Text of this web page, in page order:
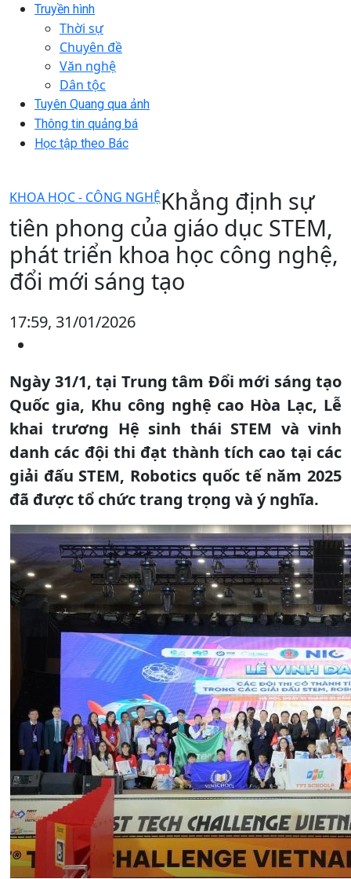
Truyền hình
Thời sự
Chuyên đề
Văn nghệ
Dân tộc
Tuyên Quang qua ảnh
Thông tin quảng bá
Học tập theo Bác
KHOA HỌC - CÔNG NGHỆKhẳng định sự
tiên phong của giáo dục STEM,
phát triển khoa học công nghệ,
đổi mới sáng tạo
17:59, 31/01/2026
Ngày 31/1, tại Trung tâm Đổi mới sáng tạo
Quốc gia, Khu công nghệ cao Hòa Lạc, Lễ
khai trương Hệ sinh thái STEM và vinh
danh các đội thi đạt thành tích cao tại các
giải đấu STEM, Robotics quốc tế năm 2025
đã được tổ chức trang trọng và ý nghĩa.